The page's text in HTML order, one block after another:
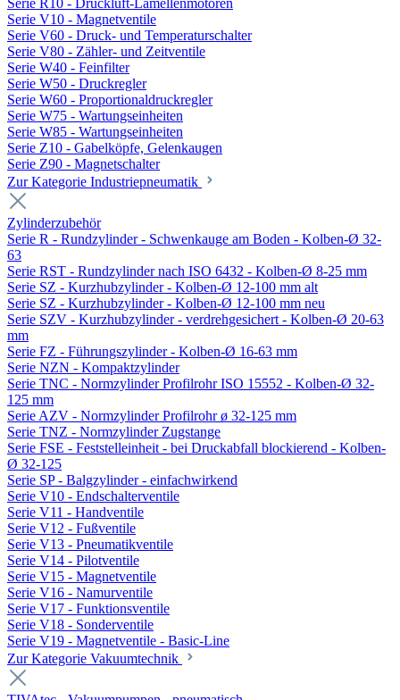
Serie R10 - Druckluft-Lamellenmotoren
Serie V10 - Magnetventile
Serie V60 - Druck- und Temperaturschalter
Serie V80 - Zähler- und Zeitventile
Serie W40 - Feinfilter
Serie W50 - Druckregler
Serie W60 - Proportionaldruckregler
Serie W75 - Wartungseinheiten
Serie W85 - Wartungseinheiten
Serie Z10 - Gabelköpfe, Gelenkaugen
Serie Z90 - Magnetschalter
Zur Kategorie Industriepneumatik
Zylinderzubehör
Serie R - Rundzylinder - Schwenkauge am Boden - Kolben-Ø 32-
63
Serie RST - Rundzylinder nach ISO 6432 - Kolben-Ø 8-25 mm
Serie SZ - Kurzhubzylinder - Kolben-Ø 12-100 mm alt
Serie SZ - Kurzhubzylinder - Kolben-Ø 12-100 mm neu
Serie SZV - Kurzhubzylinder - verdrehgesichert - Kolben-Ø 20-63
mm
Serie FZ - Führungszylinder - Kolben-Ø 16-63 mm
Serie NZN - Kompaktzylinder
Serie TNC - Normzylinder Profilrohr ISO 15552 - Kolben-Ø 32-
125 mm
Serie AZV - Normzylinder Profilrohr ø 32-125 mm
Serie TNZ - Normzylinder Zugstange
Serie FSE - Feststelleinheit - bei Druckabfall blockierend - Kolben-
Ø 32-125
Serie SP - Balgzylinder - einfachwirkend
Serie V10 - Endschalterventile
Serie V11 - Handventile
Serie V12 - Fußventile
Serie V13 - Pneumatikventile
Serie V14 - Pilotventile
Serie V15 - Magnetventile
Serie V16 - Namurventile
Serie V17 - Funktionsventile
Serie V18 - Sonderventile
Serie V19 - Magnetventile - Basic-Line
Zur Kategorie Vakuumtechnik